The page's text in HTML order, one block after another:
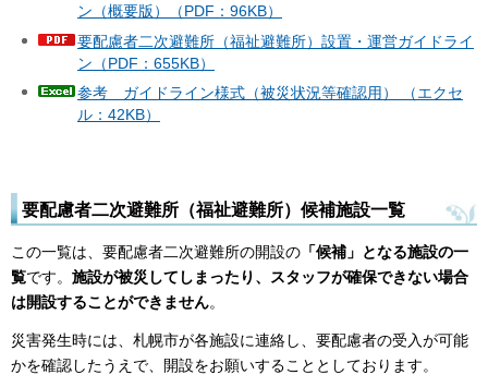
ン（概要版）（PDF：96KB）
要配慮者二次避難所（福祉避難所）設置・運営ガイドライ
ン（PDF：655KB）
参考 ガイドライン様式（被災状況等確認用） （エクセ
ル：42KB）
要配慮者二次避難所（福祉避難所）候補施設一覧
この一覧は、要配慮者二次避難所の開設の 「候補」となる施設の一
覧です。 施設が被災してしまったり、スタッフが確保できない場合
は開設することができません。
災害発生時には、札幌市が各施設に連絡し、要配慮者の受入が可能
かを確認したうえで、開設をお願いすることとしております。